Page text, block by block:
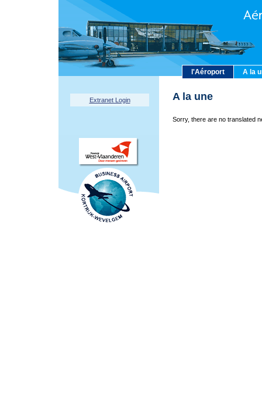
l'Aéroport A la
Extranet Login A la une
Sorry, there are no translated